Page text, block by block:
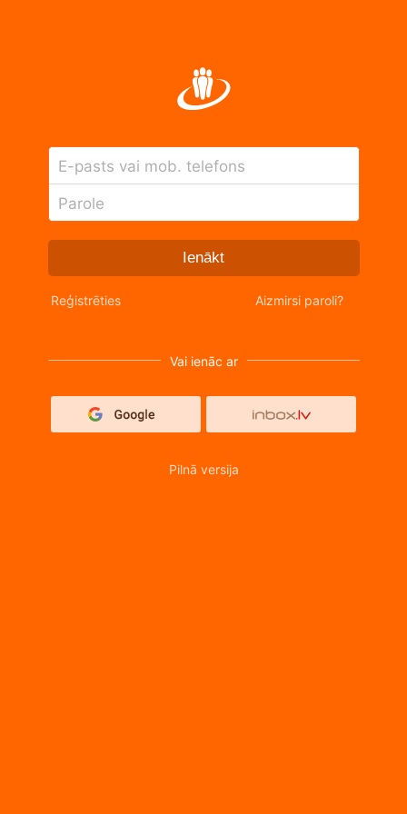
E-pasts vai mob. telefons
Parole
Ienākt
Reģistrēties Aizmirsi paroli?
Vai ienāc ar
Pilnā versija